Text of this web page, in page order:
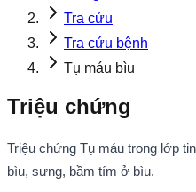
Tra cứu
Tra cứu bệnh
Tụ máu bìu
Triệu chứng
Triệu chứng Tụ máu trong lớp
bìu, sưng, bầm tím ở bìu.